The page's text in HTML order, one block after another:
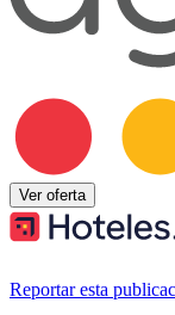
Ver oferta
Reportar esta